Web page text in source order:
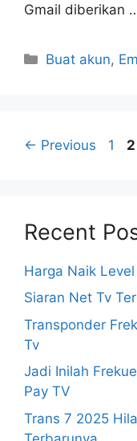
Gmail diberikan
Categories
Buat akun,
← Previous Page
1 2
Recent
Harga Naik
Siaran Net Tv
Transponder
Tv
Jadi Inilah
Pay TV
Trans 7 2025